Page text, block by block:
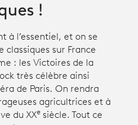
émission
!
à l’essentiel, et on se
sur France
: les Victoires de la
très célèbre ainsi
de Paris. On rendra
agricultrices et à
du XXe siècle. Tout ce